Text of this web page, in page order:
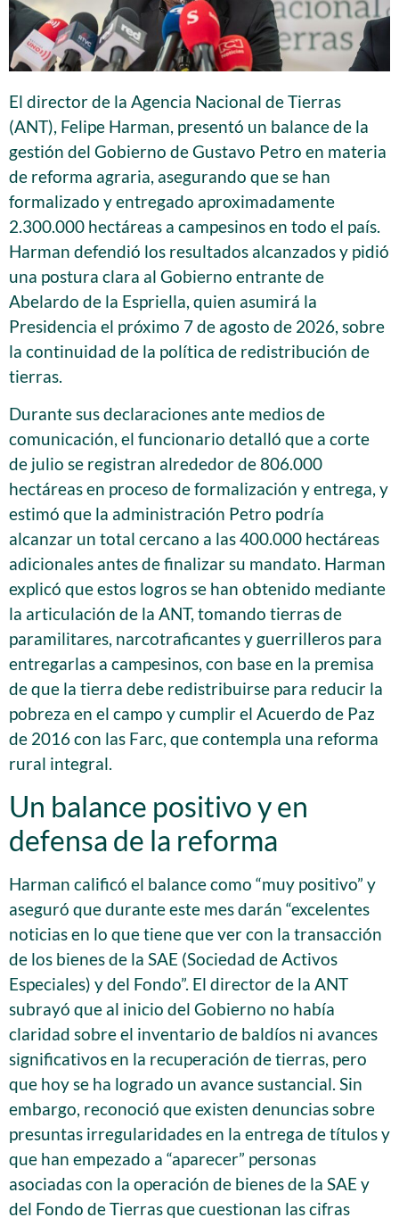
El director de la Agencia Nacional de Tierras
(ANT), Felipe Harman, presentó un balance de la
gestión del Gobierno de Gustavo Petro en materia
de reforma agraria, asegurando que se han
formalizado y entregado aproximadamente
2.300.000 hectáreas a campesinos en todo el país.
Harman defendió los resultados alcanzados y pidió
una postura clara al Gobierno entrante de
Abelardo de la Espriella, quien asumirá la
Presidencia el próximo 7 de agosto de 2026, sobre
la continuidad de la política de redistribución de
tierras.
Durante sus declaraciones ante medios de
comunicación, el funcionario detalló que a corte
de julio se registran alrededor de 806.000
hectáreas en proceso de formalización y entrega, y
estimó que la administración Petro podría
alcanzar un total cercano a las 400.000 hectáreas
adicionales antes de finalizar su mandato. Harman
explicó que estos logros se han obtenido mediante
la articulación de la ANT, tomando tierras de
paramilitares, narcotraficantes y guerrilleros para
entregarlas a campesinos, con base en la premisa
de que la tierra debe redistribuirse para reducir la
pobreza en el campo y cumplir el Acuerdo de Paz
de 2016 con las Farc, que contempla una reforma
rural integral.
Un balance positivo y en
defensa de la reforma
Harman calificó el balance como “muy positivo” y
aseguró que durante este mes darán “excelentes
noticias en lo que tiene que ver con la transacción
de los bienes de la SAE (Sociedad de Activos
Especiales) y del Fondo”. El director de la ANT
subrayó que al inicio del Gobierno no había
claridad sobre el inventario de baldíos ni avances
significativos en la recuperación de tierras, pero
que hoy se ha logrado un avance sustancial. Sin
embargo, reconoció que existen denuncias sobre
presuntas irregularidades en la entrega de títulos y
que han empezado a “aparecer” personas
asociadas con la operación de bienes de la SAE y
del Fondo de Tierras que cuestionan las cifras